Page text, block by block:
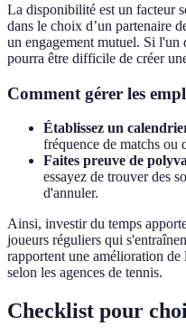
La disponibilité est un facteur
dans le choix d’un partenaire
un engagement mutuel. Si l'un
pourra être difficile de créer
Comment gérer les
Établissez un
fréquence de matchs ou
Faites preuve de
essayez de trouver des
d'annuler.
Ainsi, investir du temps
joueurs réguliers qui
rapportent une amélioration de
selon les agences de tennis.
Checklist pour